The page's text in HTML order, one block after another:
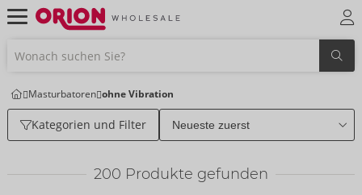
Masturbatoren ohne Vibration
Kategorien und Filter
200 Produkte gefunden